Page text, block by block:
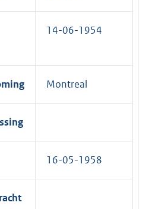
14-06-1954
Montreal
16-05-1958